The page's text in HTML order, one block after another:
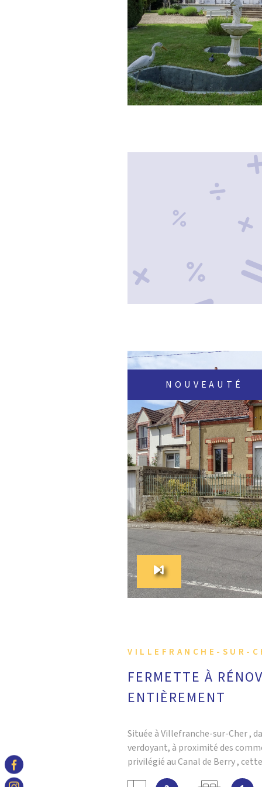
NOUVEAUTÉ
VOIR
VILLEFRANCHE-SUR-
FERMETTE À
ENTIÈREMENT
Située à Villefranche-sur-Cher ,
verdoyant, à proximité des
privilégié au Canal de Berry ,
plain-pied, mitoyenne, offre un